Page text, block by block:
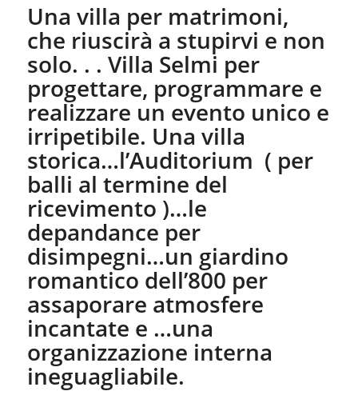
Una villa per matrimoni,
che riuscirà a stupirvi e non
solo. . . Villa Selmi per
progettare, programmare e
realizzare un evento unico e
irripetibile. Una villa
storica…l’Auditorium ( per
balli al termine del
ricevimento )…le
depandance per
disimpegni…un giardino
romantico dell’800 per
assaporare atmosfere
incantate e …una
organizzazione interna
ineguagliabile.